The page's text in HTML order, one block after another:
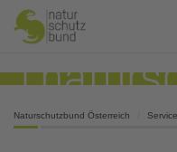
Naturschutzbund Österreich Service